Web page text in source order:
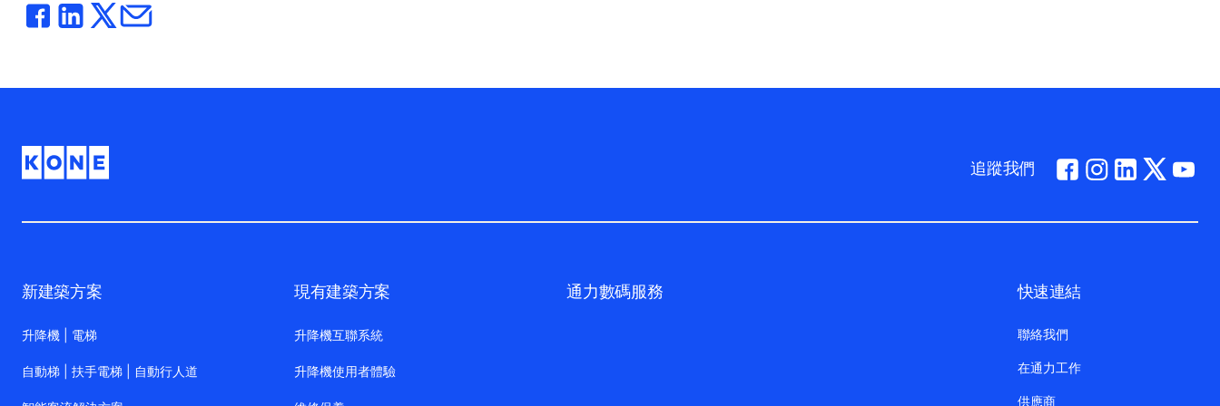
追蹤我們
新建築方案
升降機 | 電梯
自動梯 | 扶手電梯 | 自動行人道
現有建築方案
升降機互聯系統
升降機使用者體驗
通力數碼服務 快速連結
聯絡我們
在通力工作
供應商